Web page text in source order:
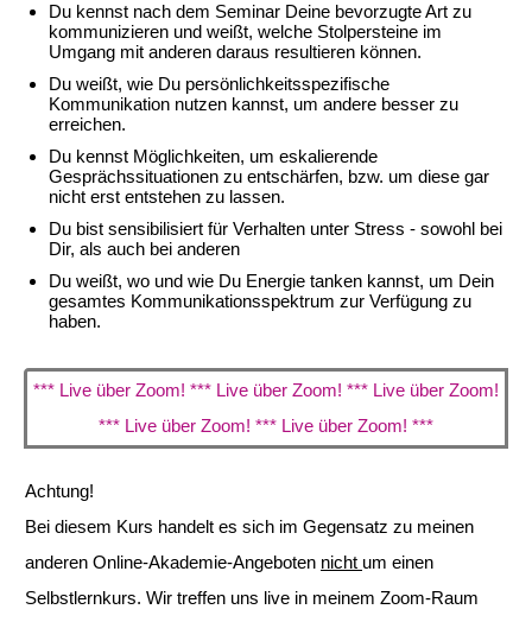
Du kennst nach dem Seminar Deine bevorzugte Art zu
kommunizieren und weißt, welche Stolpersteine im
Umgang mit anderen daraus resultieren können.
Du weißt, wie Du persönlichkeitsspezifische
Kommunikation nutzen kannst, um andere besser zu
erreichen.
Du kennst Möglichkeiten, um eskalierende
Gesprächssituationen zu entschärfen, bzw. um diese gar
nicht erst entstehen zu lassen.
Du bist sensibilisiert für Verhalten unter Stress - sowohl bei
Dir, als auch bei anderen
Du weißt, wo und wie Du Energie tanken kannst, um Dein
gesamtes Kommunikationsspektrum zur Verfügung zu
haben.
*** Live über Zoom! *** Live über Zoom! *** Live über Zoom!
*** Live über Zoom! *** Live über Zoom! ***
Achtung!
Bei diesem Kurs handelt es sich im Gegensatz zu meinen
anderen Online-Akademie-Angeboten nicht um einen
Selbstlernkurs. Wir treffen uns live in meinem Zoom-Raum